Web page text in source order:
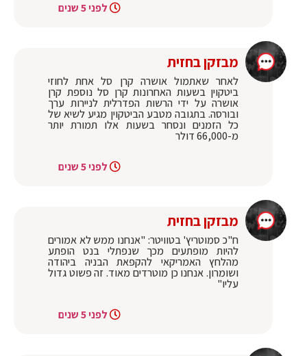
לפני 5 שנים
מבזקן בחזית
לאחר שאתמול אושרה קרן סל אחת לחוזי
ביטקוין בשעות האחרונות קרן סל נוספת קרן
אושרה על ידי הרשות הפדרלית לניירות ערך
ובורסה. בתגובה מטבע הביטקוין מגיע לשיא של
כל הזמנים ונסחר בשעות אלו תמורת יותר
מ-66,000 דולר
לפני 5 שנים
מבזקן בחזית
ח"כ סמוטריץ' בטוויטר: "אנחנו ממש לא אמורים
להיות מופתעים מכך שנפתלי בנט הופתע
מהלחץ האמריקאי להקפאת הבניה ביהודה
ושומרון. אנחנו כן מוטרדים מאוד. זה פשוט גדול
עליו"
לפני 5 שנים